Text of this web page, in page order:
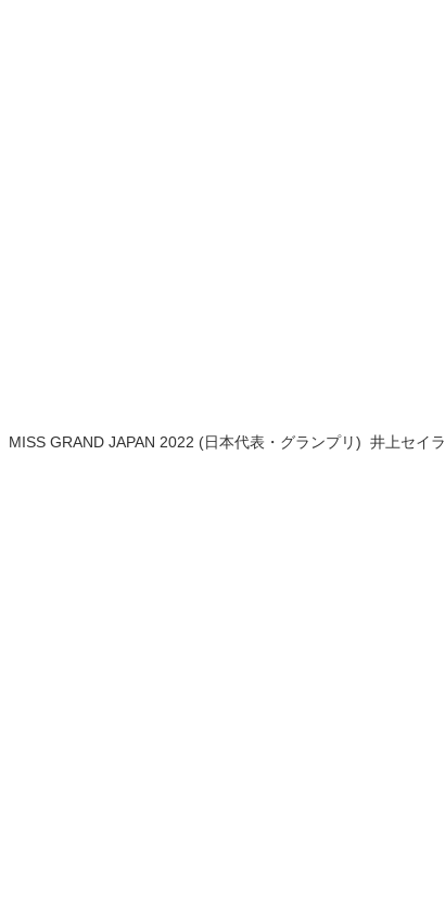
MISS GRAND JAPAN 2022 (日本代表・グランプリ)  井上セイラ